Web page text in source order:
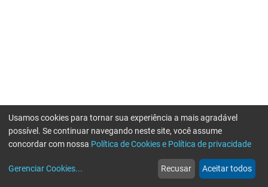
web
Notícias
more_horiz
Mais
Usamos cookies para tornar sua experiência a mais agradável
possível. Se continuar navegando neste site, você assume
concordar com nossa Política de Cookies e Política de privacidade
Gerenciar Cookies... Recusar Aceitar todos
Erro ao enviar informações, por favor tente novamente